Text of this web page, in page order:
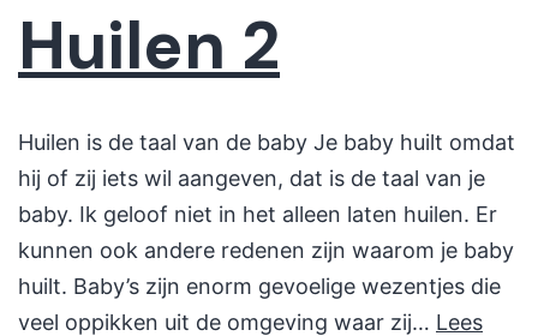
Huilen 2
Huilen is de taal van de baby Je baby huilt omdat
hij of zij iets wil aangeven, dat is de taal van je
baby. Ik geloof niet in het alleen laten huilen. Er
kunnen ook andere redenen zijn waarom je baby
huilt. Baby’s zijn enorm gevoelige wezentjes die
veel oppikken uit de omgeving waar zij… Lees